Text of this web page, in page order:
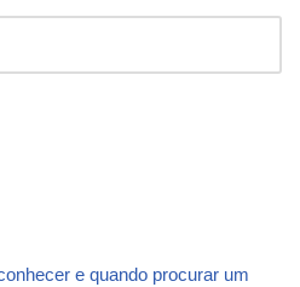
e quando procurar um